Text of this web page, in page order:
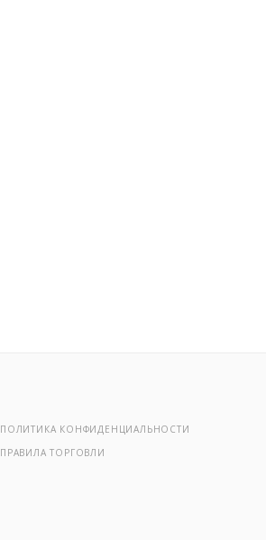
ПОЛИТИКА КОНФИДЕНЦИАЛЬНОСТИ
ПРАВИЛА ТОРГОВЛИ